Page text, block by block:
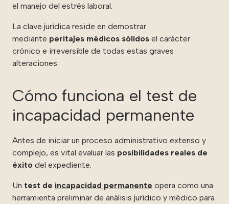
el manejo del estrés laboral.
La clave jurídica reside en demostrar
mediante peritajes médicos sólidos el carácter
crónico e irreversible de todas estas graves
alteraciones.
Cómo funciona el test de
incapacidad permanente
Antes de iniciar un proceso administrativo extenso y
complejo, es vital evaluar las posibilidades reales de
éxito del expediente.
Un test de incapacidad permanente opera como una
herramienta preliminar de análisis jurídico y médico para